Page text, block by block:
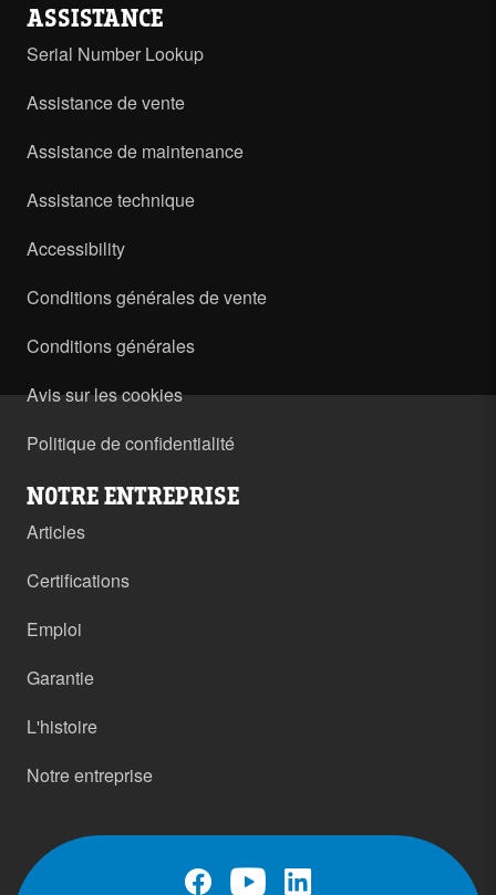
ASSISTANCE
Serial Number Lookup
Assistance de vente
Assistance de maintenance
Assistance technique
Accessibility
Conditions générales de vente
Conditions générales
Avis sur les cookies
Politique de confidentialité
NOTRE ENTREPRISE
Articles
Certifications
Emploi
Garantie
L'histoire
Notre entreprise